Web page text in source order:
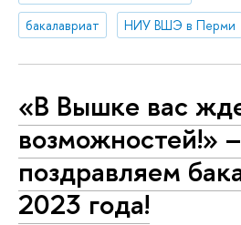
бакалавриат
НИУ ВШЭ в Перми
«В Вышке вас
возможностей!» –
поздравляем
2023 года!